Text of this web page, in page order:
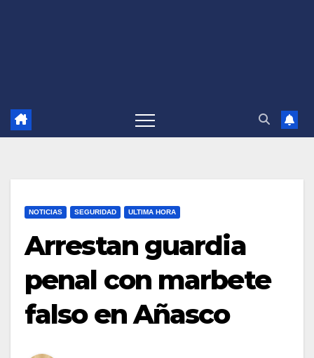
NOTICIAS SEGURIDAD ULTIMA HORA
Arrestan guardia
penal con marbete
falso en Añasco